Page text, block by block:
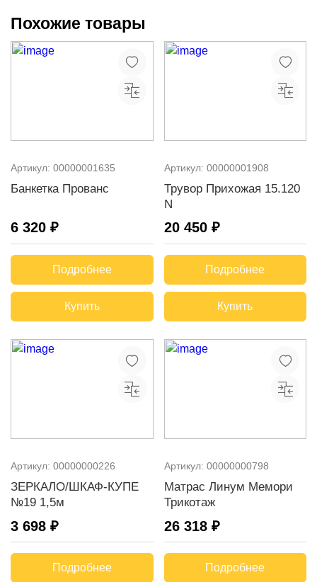
Похожие товары
Артикул: 00000001635
Банкетка Прованс
6 320 ₽
Подробнее
Купить
Артикул: 00000001908
Трувор Прихожая 15.120
N
20 450 ₽
Подробнее
Купить
Артикул: 00000000226
ЗЕРКАЛО/ШКАФ-КУПЕ
№19 1,5м
3 698 ₽
Подробнее
Артикул: 00000000798
Матрас Линум Мемори
Трикотаж
26 318 ₽
Подробнее